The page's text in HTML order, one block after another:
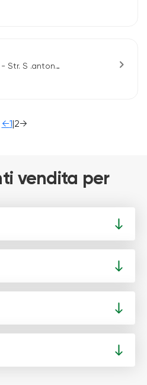
- Str. S .antone, 51 - Antermoia
chevron_right
←1 2→
vendita per